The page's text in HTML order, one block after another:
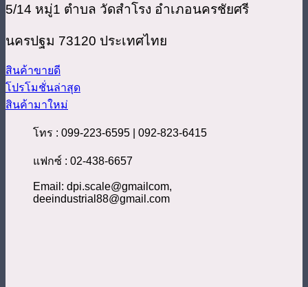
5/14 หมู่1 ตำบล วัดสำโรง อำเภอนครชัยศรี
นครปฐม 73120 ประเทศไทย
สินค้าขายดี
โปรโมชั่นล่าสุด
สินค้ามาใหม่
โทร : 099-223-6595 | 092-823-6415
แฟกซ์ : 02-438-6657
Email: dpi.scale@gmailcom,
deeindustrial88@gmail.com